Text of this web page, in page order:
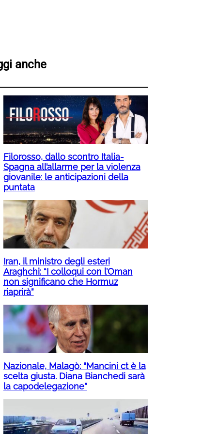
anche
Filorosso, dallo scontro Italia-
Spagna all’allarme per la violenza
giovanile: le anticipazioni della
puntata
Iran, il ministro degli esteri
Araghchi: “I colloqui con l’Oman
non significano che Hormuz
riaprirà”
Nazionale, Malagò: “Mancini ct è la
scelta giusta. Diana Bianchedi sarà
la capodelegazione”